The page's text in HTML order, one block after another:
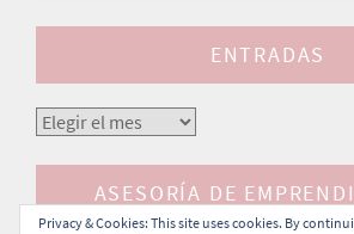
ENTRADAS
Entradas
ASESORÍA DE
Privacy & Cookies: This site uses cookies. By